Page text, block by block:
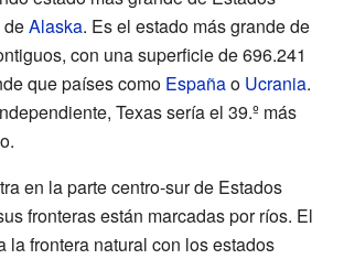
deAlaska. Es el estado más grande de
con una superficie de 696.241
que países como Españao Ucrania.
Texas sería el 39.º más
en la parte centro-sur de Estados
fronteras están marcadas por ríos. El
la frontera natural con los estados